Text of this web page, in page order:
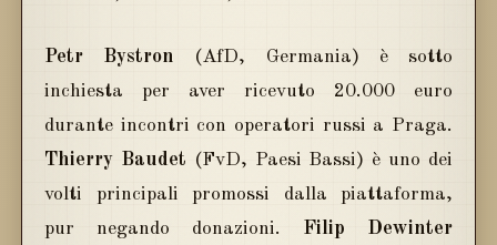
Petr Bystron (AfD, Germania) è sotto
inchiesta per aver ricevuto 20.000 euro
durante incontri con operatori russi a Praga.
Thierry Baudet (FvD, Paesi Bassi) è uno dei
volti principali promossi dalla piattaforma,
pur negando donazioni. Filip Dewinter